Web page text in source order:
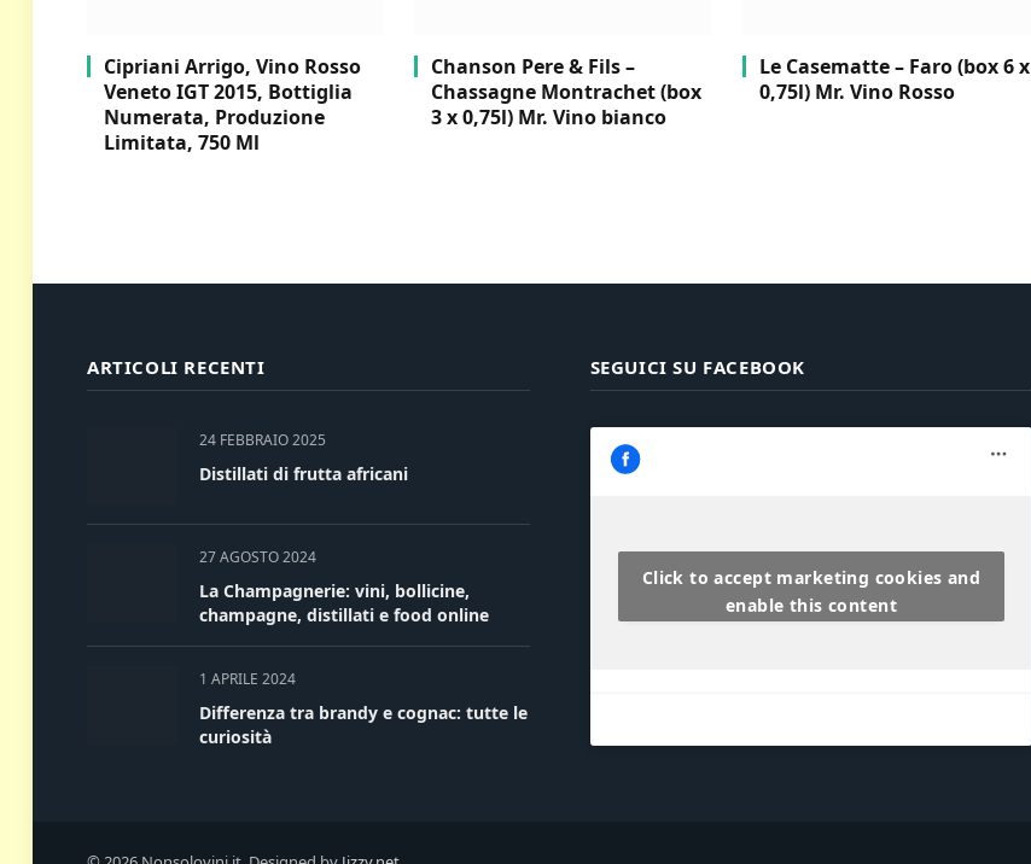
Cipriani Arrigo, Vino Rosso
Veneto IGT 2015, Bottiglia
Numerata, Produzione
Limitata, 750 Ml
Chanson Pere & Fils –
Chassagne Montrachet (box
3 x 0,75l) Mr. Vino bianco
Le Casematte – Faro (box 6 x
0,75l) Mr. Vino Rosso
ARTICOLI RECENTI
24 FEBBRAIO 2025
Distillati di frutta africani
27 AGOSTO 2024
La Champagnerie: vini, bollicine,
champagne, distillati e food online
1 APRILE 2024
Differenza tra brandy e cognac: tutte le
curiosità
SEGUICI SU FACEBOOK
Click to accept marketing cookies and
enable this content